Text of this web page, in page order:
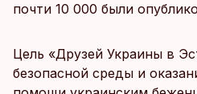
почти 10 000 были
Цель «Друзей Украины в
безопасной среды и